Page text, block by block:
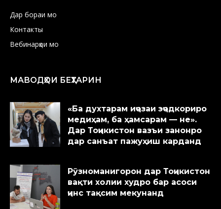
Дар бораи мо
Контакты
Вебинарҳои мо
МАВОДҲОИ БЕҲТАРИН
«Ба духтарам иҷозаи эҷодкориро
медиҳам, ба ҳамсарам — не».
Дар Тоҷикистон вазъи занонро
дар санъат пажуҳиш карданд
Рӯзноманигорон дар Тоҷикистон
вақти холии худро бар асоси
ҷинс тақсим мекунанд